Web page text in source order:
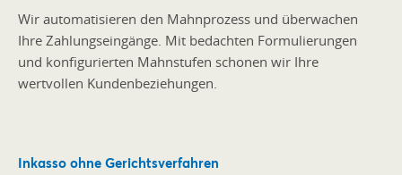
Wir automatisieren den Mahnprozess und überwachen
Ihre Zahlungseingänge. Mit bedachten Formulierungen
und konfigurierten Mahnstufen schonen wir Ihre
wertvollen Kundenbeziehungen.
Inkasso ohne Gerichtsverfahren